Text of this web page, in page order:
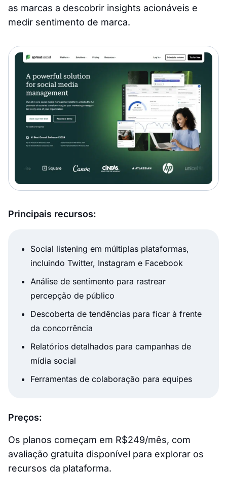
as marcas a descobrir insights acionáveis e
medir sentimento de marca.
Principais recursos:
Social listening em múltiplas plataformas,
incluindo Twitter, Instagram e Facebook
Análise de sentimento para rastrear
percepção de público
Descoberta de tendências para ficar à frente
da concorrência
Relatórios detalhados para campanhas de
mídia social
Ferramentas de colaboração para equipes
Preços:
Os planos começam em R$249/mês, com
avaliação gratuita disponível para explorar os
recursos da plataforma.